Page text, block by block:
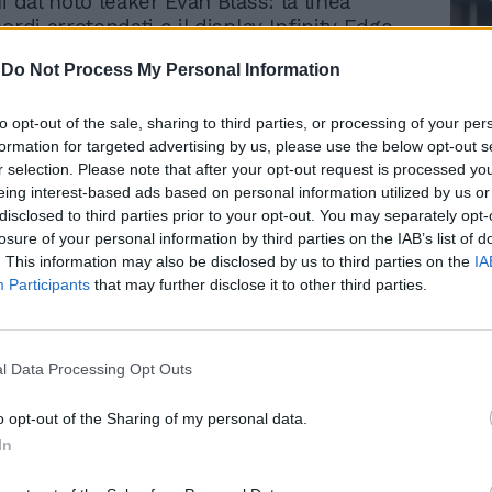
Do Not Process My Personal Information
opt-out of the sale, sharing to third parties, or processing of your
for targeted advertising by us, please use the below opt-out
selection. Please note that after your opt-out request is processed
interest-based ads based on personal information utilized by us
to third parties prior to your opt-out. You may separately
of your personal information by third parties on the IAB’s list of
This information may also be disclosed by us to third parties on the
Participants that may further disclose it to other third parties.
Data Processing Opt Outs
opt-out of the Sharing of my personal data.
arrotondati e il display Infinity Edge,
invariati. Così come rimane
lo scorso anno da diverse aziende
Anche le dimensioni rimangono di 5.8
versione standard e 6.2 pollici per quella
per dare una spinta al nuovo
e renderlo più appetibile di S8, Samsung
a differenziare le due versioni del
solo nelle dimensioni del display, ma
Qui ci sono le maggiori novità.
focale da f/2.4 e f/1.5 e una anteriore
differenza: le fotocamere sul retro dello
sono due, entrambe dotate di
Rudy Giuliani a Come States?
Trump, Meloni e la strategia
americana